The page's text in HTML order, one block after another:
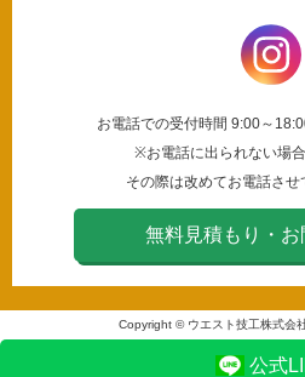
公式
お電話での受付時間 9:00～
※お電話に出られない場合
その際は改めてお電話させ
無料見積もり・
Copyright © ウエスト技工株式会